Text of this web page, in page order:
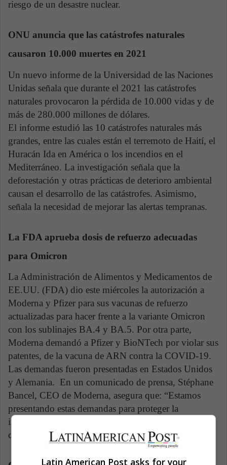
riesgo de un desastre nuclear.
ONU anuncia que las catástrofes naturales
causaron 10.000 muertes en 2021
Un nuevo informe de la Universidad de las Naciones
Unidas señala que durante el 2021 las catástrofes
naturales provocaron la pérdida de 10.000 vidas y de
más de 280.000 millones de dólares.
El informe estudió las 10 catástrofes naturales más
grandes, entre las cuales están el terremoto de Haití, el
Huracán Ida en América o los incendios en el
Mediterráneo. La investigación señala que la
deforestación y otras prácticas de deterioro ambiental
causan el desarrollo de las catástrofes. Asimismo,
señala la necesidad de mejorar las alertas tempranas.
La FDA aprueba dosis de refuerzo adecuadas
para Omicron
La Administración de Alimentos y Medicamentos de
EE.UU. (FDA) dio este miércoles la autorización a
Moderna y Pfizer para sus vacunas de refuerzo
actualizadas para hacer frente a la variante Omicron
con los sublinajes BA.4 y BA.5. Por otra parte,
Moderna demandó a Pfizer y BioNTech por violar sus
patentes, de la vacuna de ARN contra la COVID-19.
Las demandas fueron presentadas en Estados Unidos
y Alemania. En un comunicado de prensa, Stéphane
Bancel, CEO de Moderna, asegura que: “Estamos
presentando estas demandas para proteger la
innovadora plataforma tecnológica de ARNm en la
que fuimos pioneros”.
Latin American Post asks for your